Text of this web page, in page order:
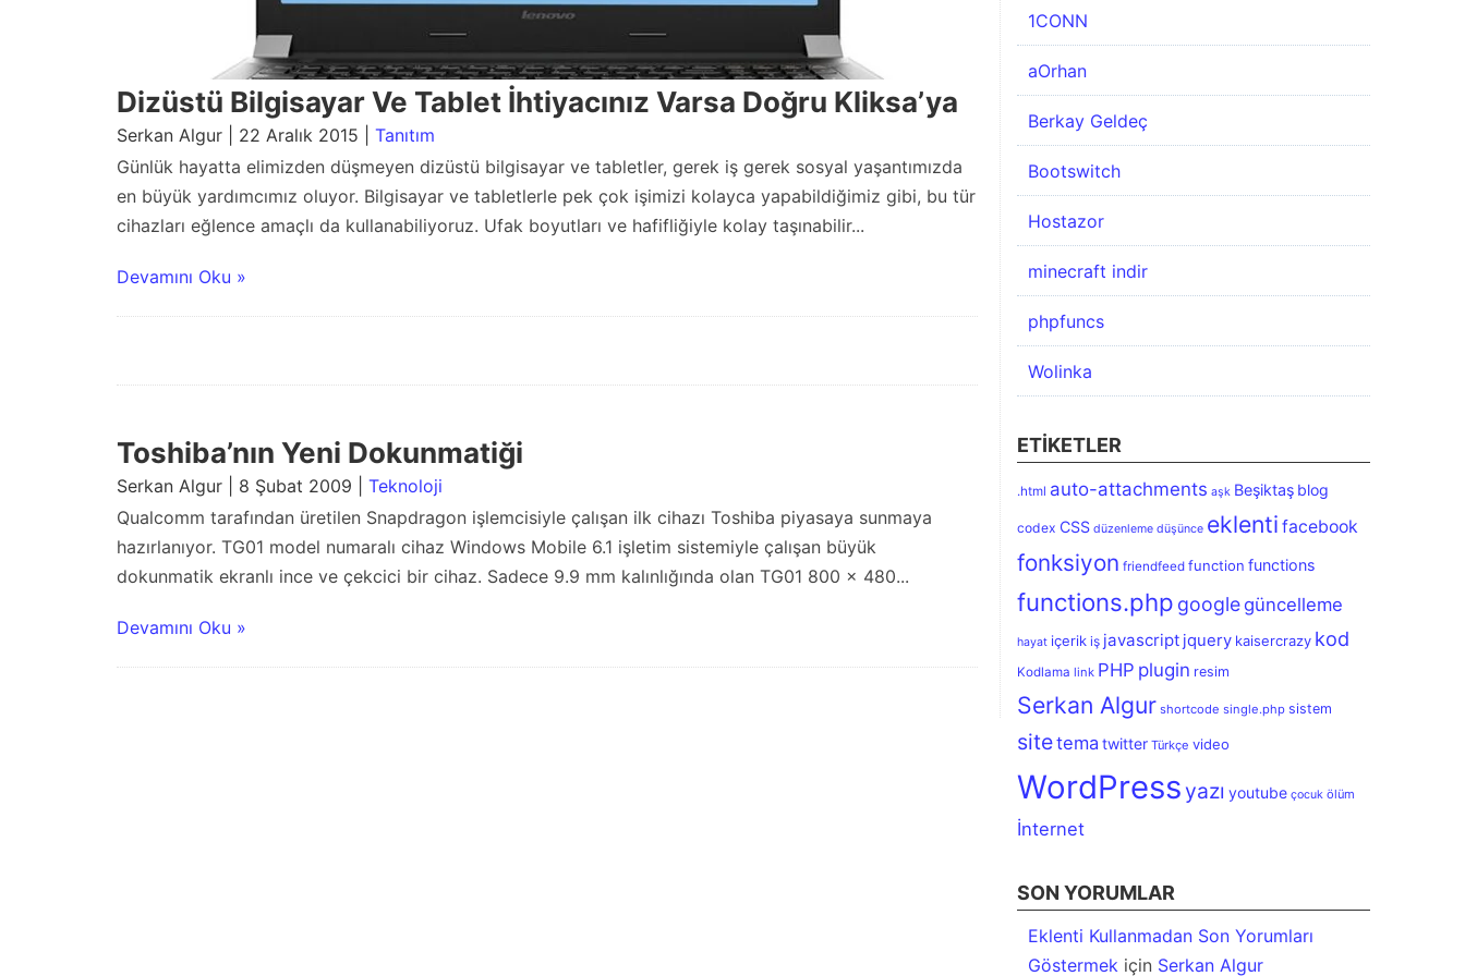
Dizüstü Bilgisayar Ve Tablet İhtiyacınız Varsa Doğru Kliksa’ya
Serkan Algur | 22 Aralık 2015 | Tanıtım
Günlük hayatta elimizden düşmeyen dizüstü bilgisayar ve tabletler, gerek iş gerek sosyal yaşantımızda
en büyük yardımcımız oluyor. Bilgisayar ve tabletlerle pek çok işimizi kolayca yapabildiğimiz gibi, bu tür
cihazları eğlence amaçlı da kullanabiliyoruz. Ufak boyutları ve hafifliğiyle kolay taşınabilir...
Devamını Oku »
Toshiba’nın Yeni Dokunmatiği
Serkan Algur | 8 Şubat 2009 | Teknoloji
Qualcomm tarafından üretilen Snapdragon işlemcisiyle çalışan ilk cihazı Toshiba piyasaya sunmaya
hazırlanıyor. TG01 model numaralı cihaz Windows Mobile 6.1 işletim sistemiyle çalışan büyük
dokunmatik ekranlı ince ve çekcici bir cihaz. Sadece 9.9 mm kalınlığında olan TG01 800 x 480...
Devamını Oku »
1CONN
aOrhan
Berkay Geldeç
Bootswitch
Hostazor
minecraft indir
phpfuncs
Wolinka
ETIKETLER
.html auto-attachments aşk Beşiktaş blog
codex CSS düzenleme düşünce eklenti facebook
fonksiyon friendfeed function functions
functions.php googlegüncelleme
hayat içerik iş javascript jquery kaisercrazy kod
Kodlama link PHP plugin resim
Serkan Algur shortcode single.php sistem
sitetema twitter Türkçe video
WordPressyazı youtube çocuk ölüm
İnternet
SON YORUMLAR
Eklenti Kullanmadan Son Yorumları
Göstermekiçin Serkan Algur